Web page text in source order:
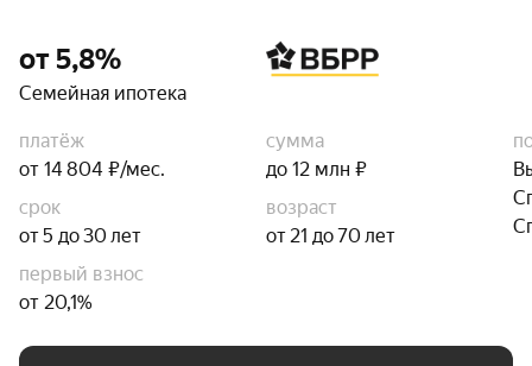
от 5,8%
Семейная ипотека
платёж
от 14 804 ₽/мес.
сумма
до 12 млн ₽
срок
от 5 до 30 лет
возраст
от 21 до 70 лет
первый взнос
от 20,1%